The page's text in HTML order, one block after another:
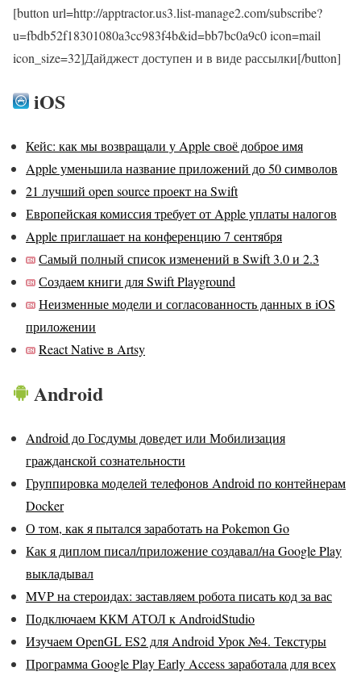
[button url=http://apptractor.us3.list-manage2.com/subscribe?
u=fbdb52f18301080a3cc983f4b&id=bb7bc0a9c0 icon=mail
icon_size=32]Дайджест доступен и в виде рассылки[/button]
iOS
Кейс: как мы возвращали у Apple своё доброе имя
Apple уменьшила название приложений до 50 символов
21 лучший open source проект на Swift
Европейская комиссия требует от Apple уплаты налогов
Apple приглашает на конференцию 7 сентября
Самый полный список изменений в Swift 3.0 и 2.3
Создаем книги для Swift Playground
Неизменные модели и согласованность данных в iOS
приложении
React Native в Artsy
Android
Android до Госдумы доведет или Мобилизация
гражданской сознательности
Группировка моделей телефонов Android по контейнерам
Docker
О том, как я пытался заработать на Pokemon Go
Как я диплом писал/приложение создавал/на Google Play
выкладывал
MVP на стероидах: заставляем робота писать код за вас
Подключаем ККМ АТОЛ к AndroidStudio
Изучаем OpenGL ES2 для Android Урок №4. Текстуры
Программа Google Play Early Access заработала для всех